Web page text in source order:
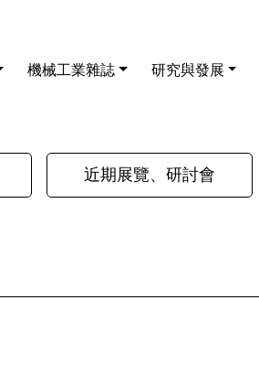
機械工業雜誌 研究與發展
近期展覽、研討會